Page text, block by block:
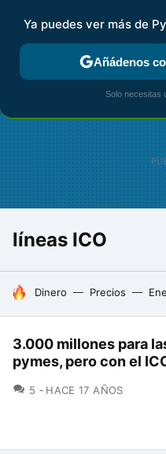
FISCALIDAD Y
líneas ICO
HOY SE HABLA DE
Dinero Precios
3.000 millones para
pymes, pero con el
5 COMENTARIOS
HACE 17 AÑOS
Ya puedes ver más de
Añádenos
Solo necesitas